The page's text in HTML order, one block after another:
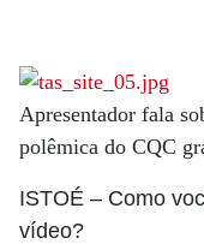
Apresentador fala
polêmica do CQC
ISTOÉ – Como
vídeo?